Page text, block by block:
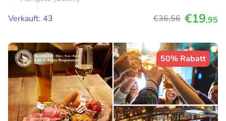
Verkauft: 43
€36,56 €19,95
50% Rabatt